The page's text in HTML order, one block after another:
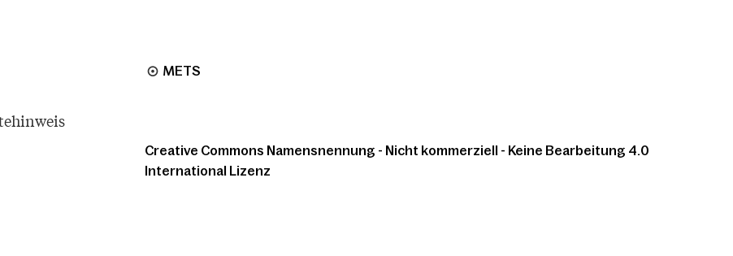
METS
Creative Commons Namensnennung - Nicht kommerziell - Keine Bearbeitung 4.0
International Lizenz